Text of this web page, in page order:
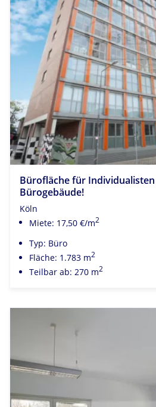
Bürofläche für
Bürogebäude!
Köln
Miete: 17,50 €/m2
Typ: Büro
Fläche: 1.783 m2
Teilbar ab: 270 m2